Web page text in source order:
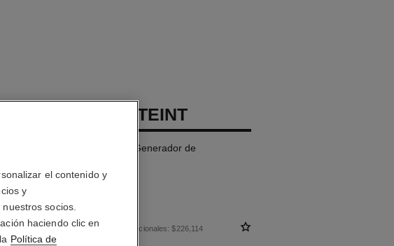
SUBLIMAGE LE TEINT
Base de Maquillaje en Crema Generador de
Más información
Ref. 146670
$ 286.220* precio sin impuestos nacionales: $226,114
el contenido y
y
socios.
haciendo clic en
Política de